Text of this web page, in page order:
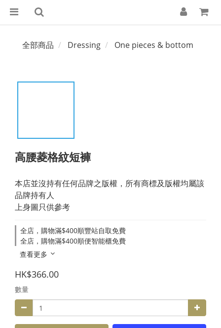
全部商品 Dressing One pieces & bottom
高腰菱格紋短褲
本店並沒持有任何品牌之版權，所有商標及版權均屬該
品牌持有人
上身圖只供參考
全店，購物滿$400順豐站自取免費
全店，購物滿$400順便智能櫃免費
查看更多
HK$366.00
數量